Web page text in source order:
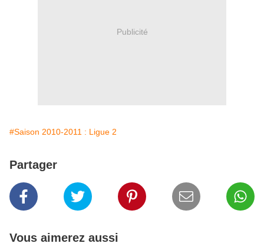
Publicité
#Saison 2010-2011 : Ligue 2
Partager
Vous aimerez aussi